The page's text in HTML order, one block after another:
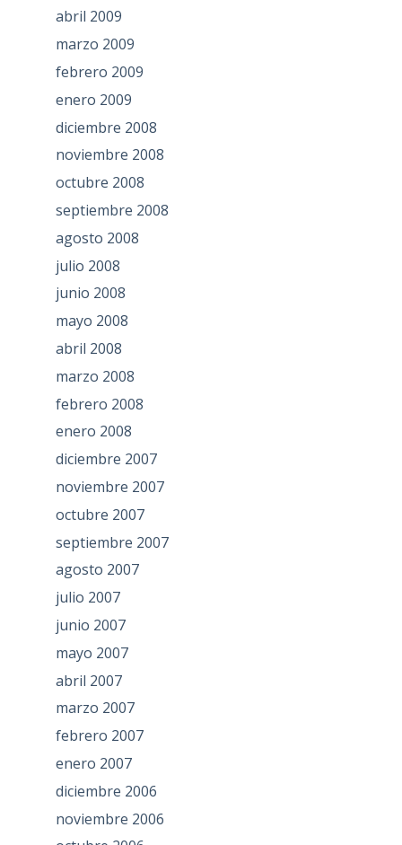
abril 2009
marzo 2009
febrero 2009
enero 2009
diciembre 2008
noviembre 2008
octubre 2008
septiembre 2008
agosto 2008
julio 2008
junio 2008
mayo 2008
abril 2008
marzo 2008
febrero 2008
enero 2008
diciembre 2007
noviembre 2007
octubre 2007
septiembre 2007
agosto 2007
julio 2007
junio 2007
mayo 2007
abril 2007
marzo 2007
febrero 2007
enero 2007
diciembre 2006
noviembre 2006